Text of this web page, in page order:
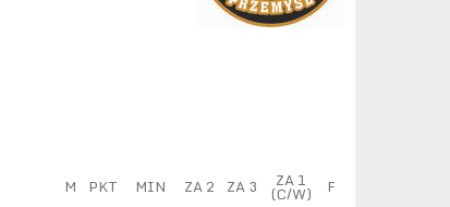
M PKT MIN ZA 2 ZA 3 ZA 1
(C/W) F